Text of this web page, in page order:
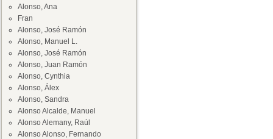
Alonso, Ana
Fran
Alonso, José Ramón
Alonso, Manuel L.
Alonso, José Ramón
Alonso, Juan Ramón
Alonso, Cynthia
Alonso, Álex
Alonso, Sandra
Alonso Alcalde, Manuel
Alonso Alemany, Raúl
Alonso Alonso, Fernando